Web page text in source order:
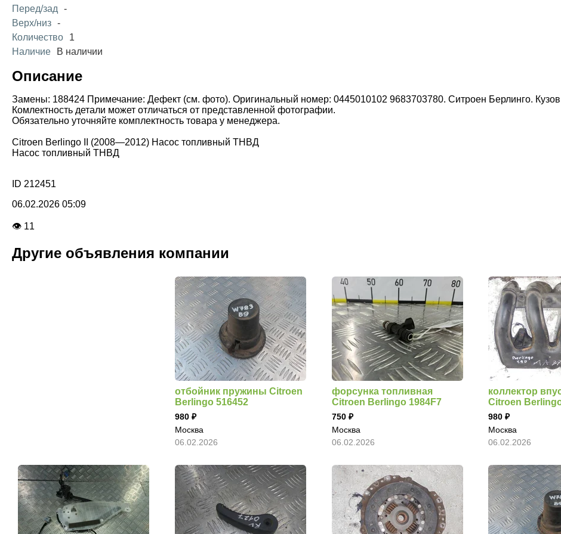
Перед/зад
-
Верх/низ -
Количество
1
Наличие
В наличии
Описание
Замены: 188424 Примечание: Дефект (см. фото). Оригинальный номер: 0445010102 9683703780. Ситроен Берлинго.
Комлектность детали может отличаться от представленной фотографии.
Обязательно уточняйте комплектность товара у менеджера.
Citroen Berlingo II (2008—2012) Насос топливный ТНВД
Насос топливный ТНВД
ID 212451
06.02.2026 05:09
👁 11
Другие объявления компании
отбойник пружины Citroen
Berlingo 516452
980
Москва
06.02.2026
форсунка топливная
Citroen Berlingo 1984F7
750
Москва
06.02.2026
коллектор
Citroen
980
Москва
06.02.2026